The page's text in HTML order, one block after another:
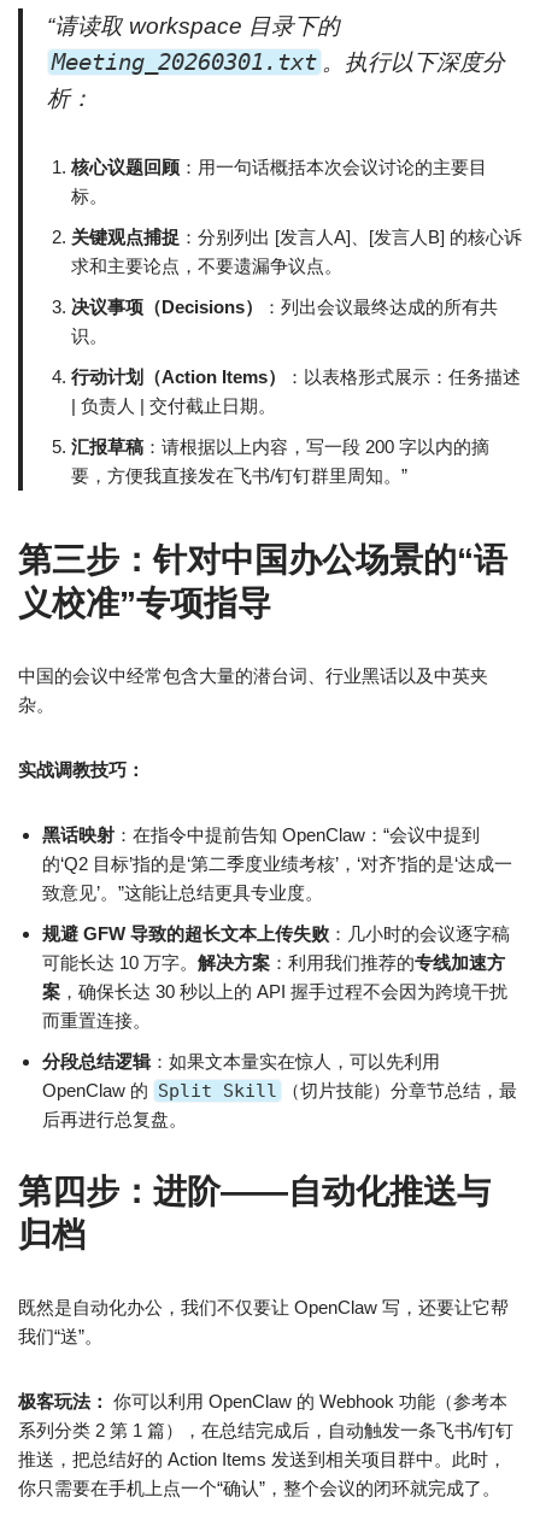
“请读取 workspace 目录下的
Meeting_20260301.txt 。执行以下深度分
析：
核心议题回顾 ：用一句话概括本次会议讨论的主要目
标。
关键观点捕捉 ：分别列出 [发言人A]、[发言人B] 的核心诉
求和主要论点，不要遗漏争议点。
决议事项（Decisions）
：列出会议最终达成的所有共
识。
行动计划（Action Items）
：以表格形式展示：任务描述
| 负责人 | 交付截止日期。
汇报草稿 ：请根据以上内容，写一段 200 字以内的摘
要，方便我直接发在飞书/钉钉群里周知。”
第三步：针对中国办公场景的“语
义校准”专项指导
中国的会议中经常包含大量的潜台词、行业黑话以及中英夹
杂。
实战调教技巧：
黑话映射 ：在指令中提前告知 OpenClaw：“会议中提到
的‘Q2 目标’指的是‘第二季度业绩考核’，‘对齐’指的是‘达成一
致意见’。”这能让总结更具专业度。
规避 GFW 导致的超长文本上传失败 ：几小时的会议逐字稿
可能长达 10 万字。 解决方案 ：利用我们推荐的专线加速方
案 ，确保长达 30 秒以上的 API 握手过程不会因为跨境干扰
而重置连接。
分段总结逻辑：如果文本量实在惊人，可以先利用
OpenClaw 的 Split Skill
（切片技能）分章节总结，最
后再进行总复盘。
第四步：进阶——自动化推送与
归档
既然是自动化办公，我们不仅要让 OpenClaw 写，还要让它帮
我们“送”。
极客玩法： 你可以利用 OpenClaw 的 Webhook 功能（参考本
系列分类 2 第 1 篇），在总结完成后，自动触发一条飞书/钉钉
推送，把总结好的 Action Items 发送到相关项目群中。此时，
你只需要在手机上点一个“确认”，整个会议的闭环就完成了。